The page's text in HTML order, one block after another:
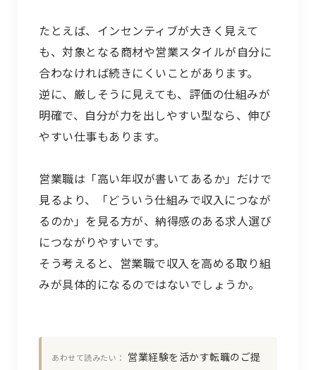
たとえば、インセンティブが大きく見えて
も、対象となる商材や営業スタイルが自分に
合わなければ続きにくいことがあります。
逆に、厳しそうに見えても、評価の仕組みが
明確で、自分が力を出しやすい型なら、伸び
やすい仕事もあります。
営業職は「高い年収が書いてあるか」だけで
見るより、「どういう仕組みで収入につなが
るのか」を見る方が、納得感のある求人選び
につながりやすいです。
そう考えると、営業職で収入を高める取り組
みが具体的になるのではないでしょうか。
あわせて読みたい：
営業経験を活かす転職のご提